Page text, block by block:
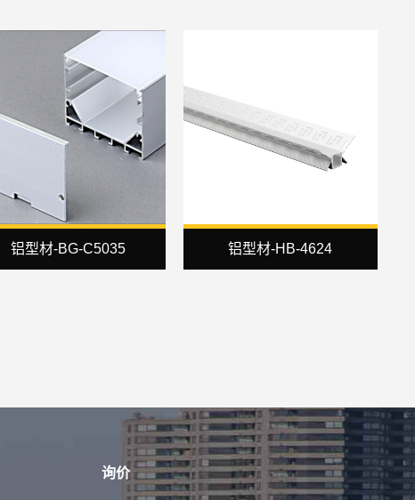
铝型材-BG-C5035 铝型材-HB-4624
询价